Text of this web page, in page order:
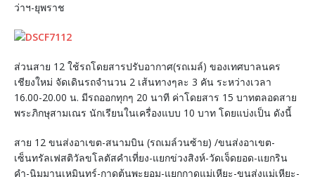
ว่าฯ-ยุพราช
ส่วนสาย 12 ใช้รถโดยสารปรับอากาศ(รถเมล์) ของเทศบาลนคร
เชียงใหม่ จัดเดินรถจำนวน 2 เส้นทางๆละ 3 คัน ระหว่างเวลา
16.00-20.00 น. มีรถออกทุกๆ 20 นาที ค่าโดยสาร 15 บาทตลอดสาย
พระภิกษุสามเณร นักเรียนในเครื่องแบบ 10 บาท โดยแบ่งเป็น ดังนี้
สาย 12 ขนส่งอาเขต-สนามบิน (รถเมล์วนซ้าย) /ขนส่งอาเขต-
เซ็นทรัลเฟสติวัลขโลตัสคำเที่ยง-แยกข่วงสิงห์-วัดเจ็ดยอด-แยกริน
คำ-นิมมานเหมินทร์-กาดต้นพะยอม-แยกกาดแม่เหียะ-ขนส่งแม่เหียะ-